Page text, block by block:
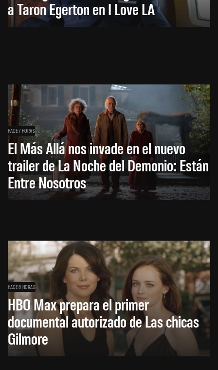
a Taron Egerton en I Love LA
HACE 7 HORAS
El Más Allá nos invade en el nuevo
trailer de La Noche del Demonio: Están
Entre Nosotros
HACE 8 HORAS
HBO Max prepara el primer
documental autorizado de Las chicas
Gilmore